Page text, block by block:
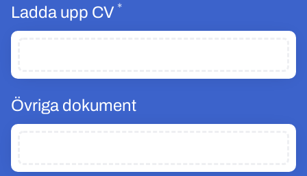
Ladda upp CV *Obligatoriskt
Övriga dokument